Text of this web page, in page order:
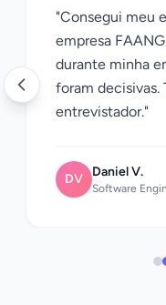
"Consegui meu
empresa
durante minha
foram decisivas.
entrevistador."
DV Daniel V.
Software